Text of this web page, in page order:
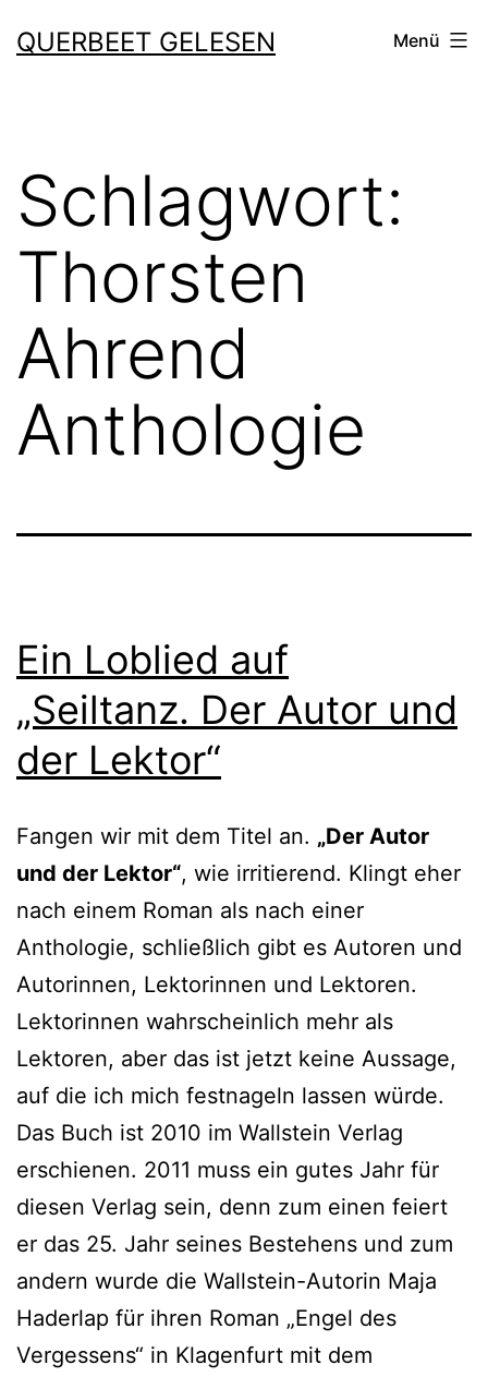
Inhalt
QUERBEET GELESEN Menü
Schlagwort:
Thorsten
Ahrend
Anthologie
Ein Loblied auf
„Seiltanz. Der Autor und
der Lektor“
Fangen wir mit dem Titel an. „Der Autor
und der Lektor“, wie irri­tie­rend. Klingt eher
nach einem Roman als nach einer
Anthologie, schließ­lich gibt es Autoren und
Autorinnen, Lektorinnen und Lektoren.
Lektorinnen wahr­schein­lich mehr als
Lektoren, aber das ist jetzt kei­ne Aussage,
auf die ich mich fest­na­geln las­sen wür­de.
Das Buch ist 2010 im Wallstein Verlag
erschie­nen. 2011 muss ein gutes Jahr für
die­sen Verlag sein, denn zum einen fei­ert
er das 25. Jahr sei­nes Bestehens und zum
andern wur­de die Wallstein-Autorin Maja
Haderlap für ihren Roman „Engel des
Vergessens“ in Klagenfurt mit dem